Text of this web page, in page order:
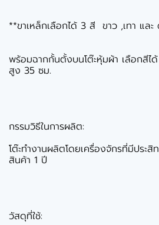
**ขาเหล็กเลือกได้ 3 สี ขาว ,เทา และ
พร้อมฉากกั้นตั้งบนโต๊ะหุ้มผ้า เลือกสีไ
สูง 35 ซม.
กรรมวิธีในการผลิต:
โต๊ะทำงานผลิตโดยเครื่องจักรที่มีประสิ
สินค้า 1 ปี
วัสดุที่ใช้: